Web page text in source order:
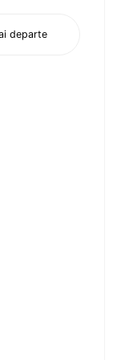
departe